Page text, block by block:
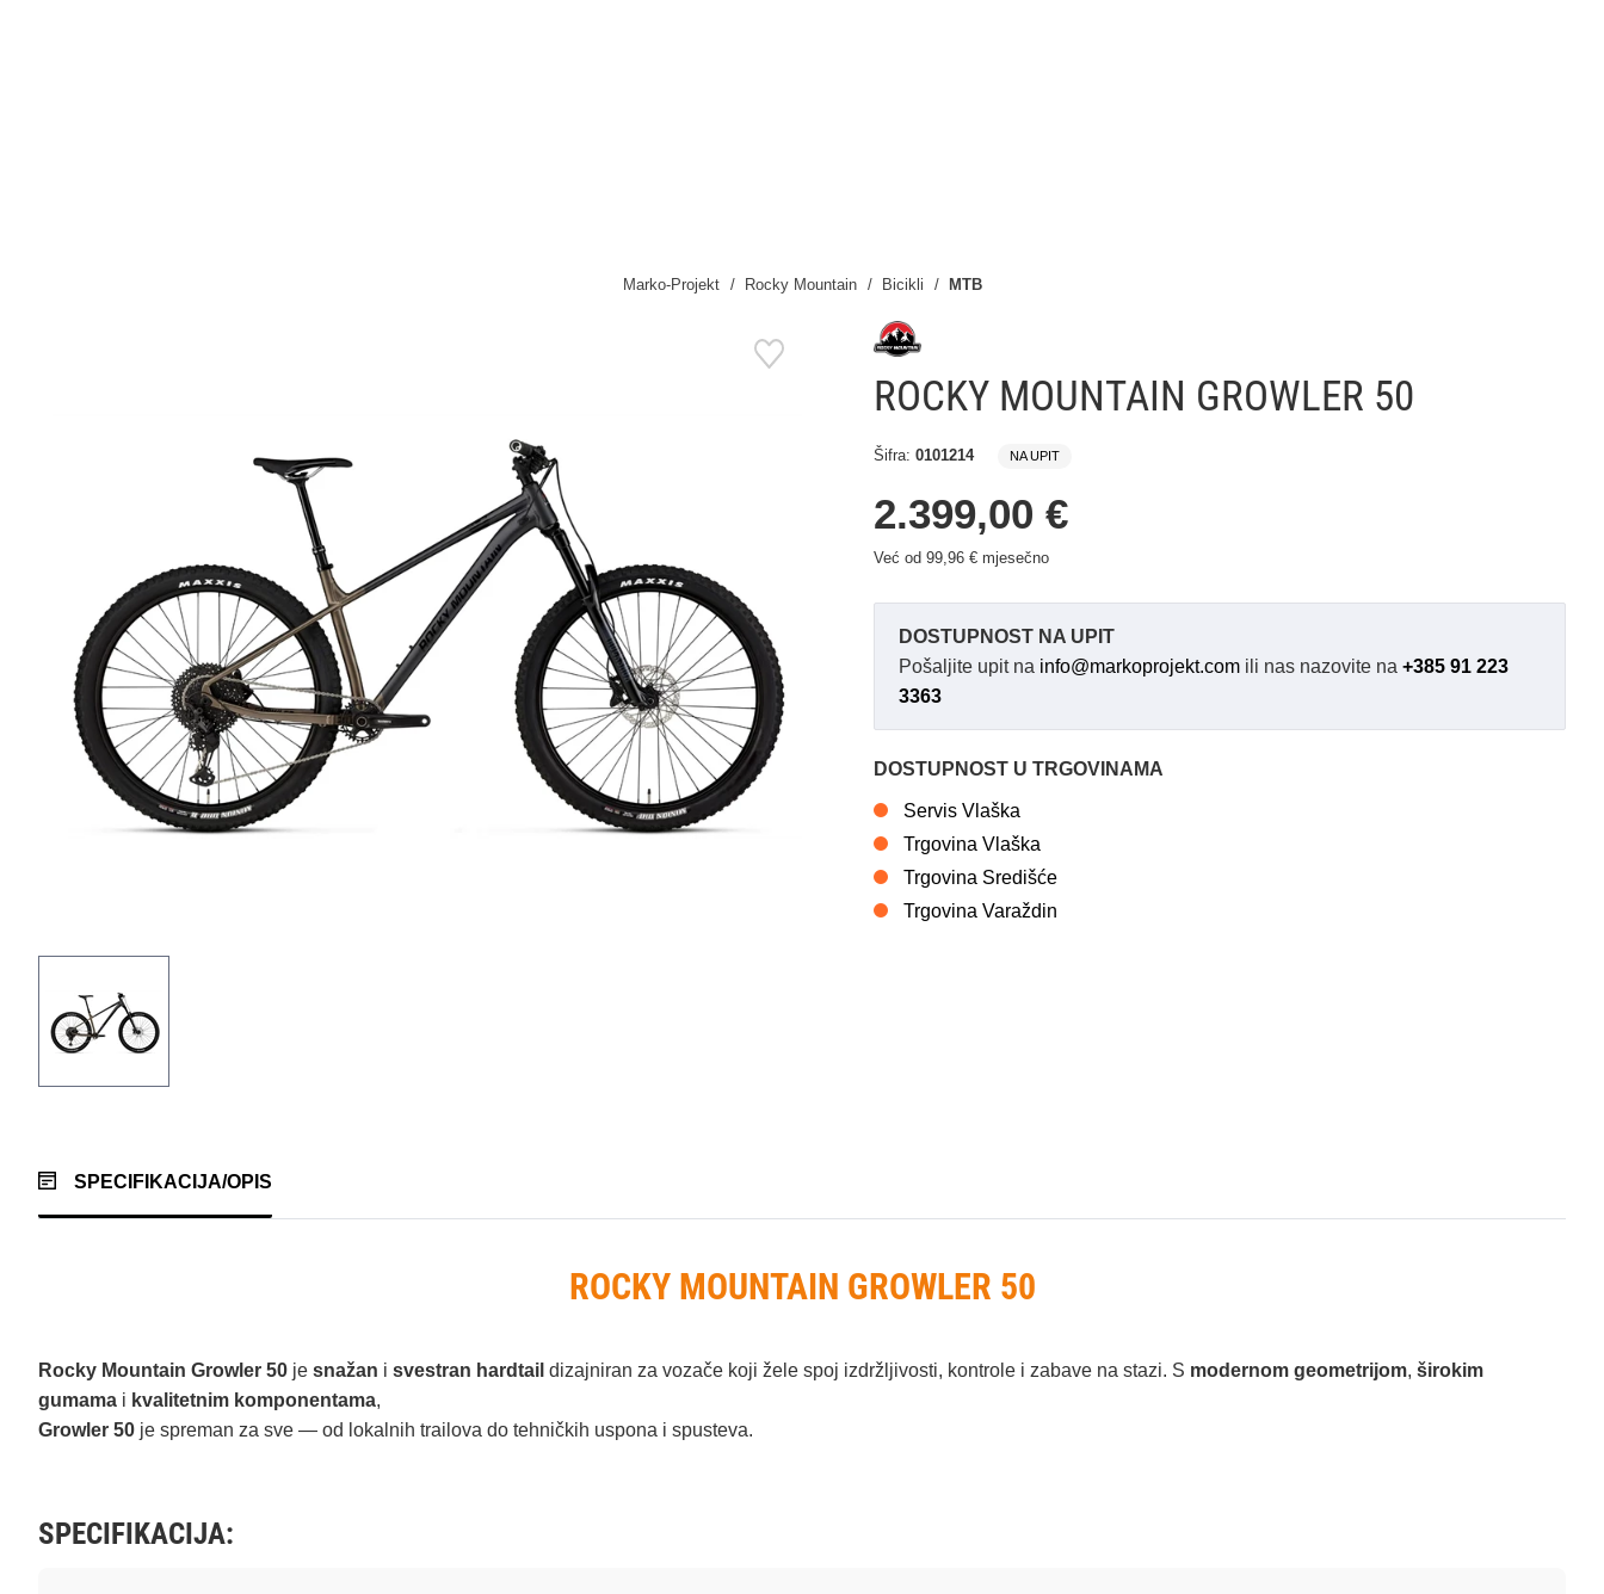
Marko-Projekt Rocky Mountain Bicikli MTB
ROCKY MOUNTAIN GROWLER 50
Šifra: 0101214 NA UPIT
2.399,00 €
Već od 99,96 € mjesečno
DOSTUPNOST NA UPIT
Pošaljite upit na info@markoprojekt.com ili nas nazovite na +385 91 223
3363
DOSTUPNOST U TRGOVINAMA
Servis Vlaška
Trgovina Vlaška
Trgovina Središće
Trgovina Varaždin
SPECIFIKACIJA/OPIS
ROCKY MOUNTAIN GROWLER 50
Rocky Mountain Growler 50 je snažan i svestran hardtail dizajniran za vozače koji žele spoj izdržljivosti, kontrole i zabave na stazi. S modernom geometrijom, širokim
gumama i kvalitetnim komponentama,
Growler 50 je spreman za sve — od lokalnih trailova do tehničkih uspona i spusteva.
SPECIFIKACIJA: